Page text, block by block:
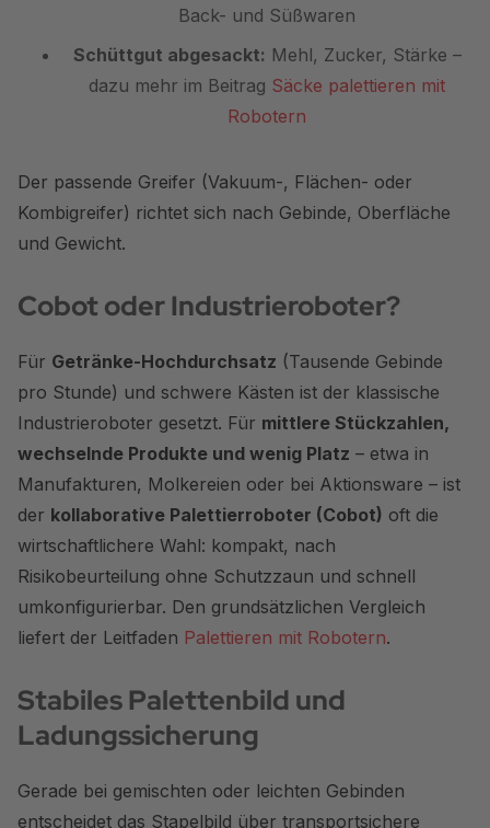
Back- und Süßwaren
Schüttgut abgesackt: Mehl, Zucker, Stärke –
dazu mehr im Beitrag Säcke palettieren mit
Robotern
Der passende Greifer (Vakuum-, Flächen- oder
Kombigreifer) richtet sich nach Gebinde, Oberfläche
und Gewicht.
Cobot oder Industrieroboter?
Für Getränke-Hochdurchsatz (Tausende Gebinde
pro Stunde) und schwere Kästen ist der klassische
Industrieroboter gesetzt. Für mittlere Stückzahlen,
wechselnde Produkte und wenig Platz – etwa in
Manufakturen, Molkereien oder bei Aktionsware – ist
der kollaborative Palettierroboter (Cobot) oft die
wirtschaftlichere Wahl: kompakt, nach
Risikobeurteilung ohne Schutzzaun und schnell
umkonfigurierbar. Den grundsätzlichen Vergleich
liefert der Leitfaden Palettieren mit Robotern.
Stabiles Palettenbild und
Ladungssicherung
Gerade bei gemischten oder leichten Gebinden
entscheidet das Stapelbild über transportsichere